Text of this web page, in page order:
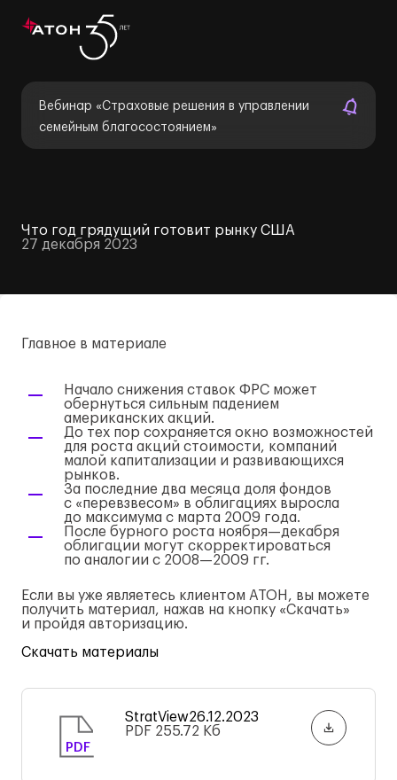
Вебинар «Страховые решения в управлении
семейным благосостоянием»
Что год грядущий готовит рынку США
27 декабря 2023
Главное в материале
Начало снижения ставок ФРС может
обернуться сильным падением
американских акций.
До тех пор сохраняется окно возможностей
для роста акций стоимости, компаний
малой капитализации и развивающихся
рынков.
За последние два месяца доля фондов
с «перевзвесом» в облигациях выросла
до максимума с марта 2009 года.
После бурного роста ноября—декабря
облигации могут скорректироваться
по аналогии с 2008—2009 гг.
Если вы уже являетесь клиентом АТОН, вы можете
получить материал, нажав на кнопку «Скачать»
и пройдя авторизацию.
Скачать материалы
PDF
StratView26.12.2023
PDF 255.72 Кб